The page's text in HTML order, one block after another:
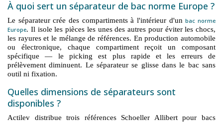
À quoi sert un séparateur de bac norme Europe ?
Le séparateur crée des compartiments à l'intérieur d'unbac norme
Europe. Il isole les pièces les unes des autres pour éviter les chocs,
les rayures et le mélange de références. En production automobile
ou électronique, chaque compartiment reçoit un composant
spécifique — le picking est plus rapide et les erreurs de
prélèvement diminuent. Le séparateur se glisse dans le bac sans
outil ni fixation.
Quelles dimensions de séparateurs sont
disponibles ?
Actilev distribue trois références Schoeller Allibert pour bacs